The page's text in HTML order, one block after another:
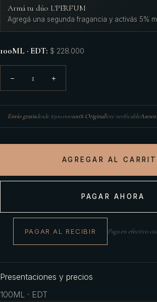
Armá tu dúo L'PERFUM
Agregá una segunda fragancia y activás 5%
100ML · EDT: $ 228.000
− 1 +
Envío gratisdesde $300.000100% Originallote verificable
AGREGAR AL
PAGAR AHORA
PAGAR AL RECIBIR Paga en efectivo
Presentaciones y precios
100ML · EDT